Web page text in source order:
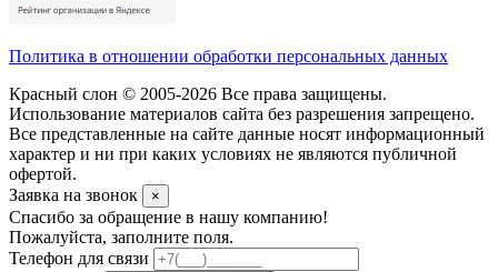
Политика в отношении обработки персональных данных
Красный слон © 2005-2026 Все права защищены.
Использование материалов сайта без разрешения запрещено.
Все представленные на сайте данные носят информационный
характер и ни при каких условиях не являются публичной
офертой.
Заявка на звонок
×
Спасибо за обращение в нашу компанию!
Пожалуйста, заполните поля.
Телефон для связи